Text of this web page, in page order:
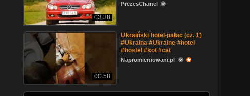
03:38
PrezesChanel
00:58
Ukraiński hotel-pałac (cz. 1)
#Ukraina #Ukraine #hotel
#hostel #kot #cat
Napromieniowani.pl